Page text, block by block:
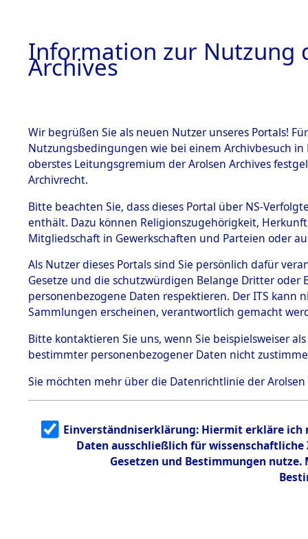
BESTÄNDE
1.
mente
5. Verschiedenes
5.3
Todesmärsche
5.3.1 Alliierte
Erhebungen
zu
Todesmärsch
en
5.3.2
g
5.3.3
Todesmärsch
- Sieber
Information zur Nutzung
Archives
Wir begrüßen Sie als neuen Nutzer unseres Portals!
Nutzungsbedingungen wie bei einem Archivbesuch
oberstes Leitungsgremium der Arolsen Archives
Archivrecht.
Bitte beachten Sie, dass dieses Portal über NS-
enthält. Dazu können Religionszugehörigkeit,
Mitgliedschaft in Gewerkschaften und Parteien oder
Als Nutzer dieses Portals sind Sie persönlich dafür
Gesetze und die schutzwürdigen Belange Dritter
personenbezogene Daten respektieren. Der ITS
Sammlungen erscheinen, verantwortlich gemacht
Bitte kontaktieren Sie uns, wenn Sie beispielsweiser
bestimmter personenbezogener Daten nicht
Sie möchten mehr über die Datenrichtlinie der Arolsen
Einverständniserklärung: Hiermit erkläre ich
Daten ausschließlich für
Gesetzen und Bestimmungen